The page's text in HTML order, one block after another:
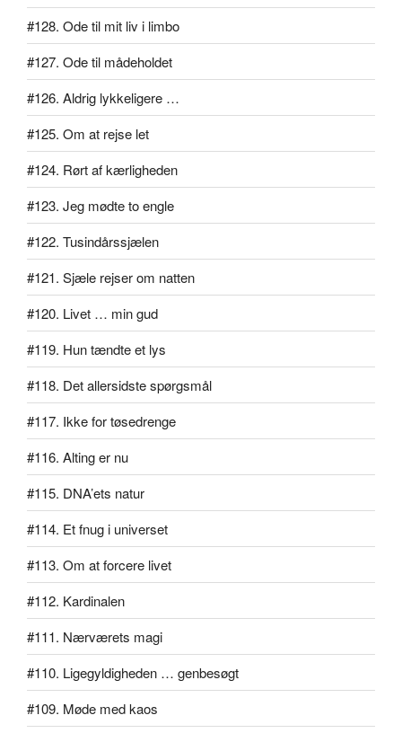
#128. Ode til mit liv i limbo
#127. Ode til mådeholdet
#126. Aldrig lykkeligere …
#125. Om at rejse let
#124. Rørt af kærligheden
#123. Jeg mødte to engle
#122. Tusindårssjælen
#121. Sjæle rejser om natten
#120. Livet … min gud
#119. Hun tændte et lys
#118. Det allersidste spørgsmål
#117. Ikke for tøsedrenge
#116. Alting er nu
#115. DNA’ets natur
#114. Et fnug i universet
#113. Om at forcere livet
#112. Kardinalen
#111. Nærværets magi
#110. Ligegyldigheden … genbesøgt
#109. Møde med kaos